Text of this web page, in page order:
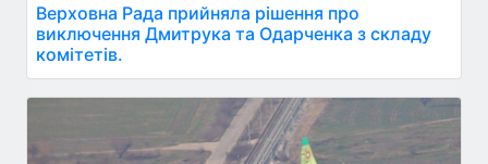
Верховна Рада прийняла рішення про
виключення Дмитрука та Одарченка з складу
комітетів.